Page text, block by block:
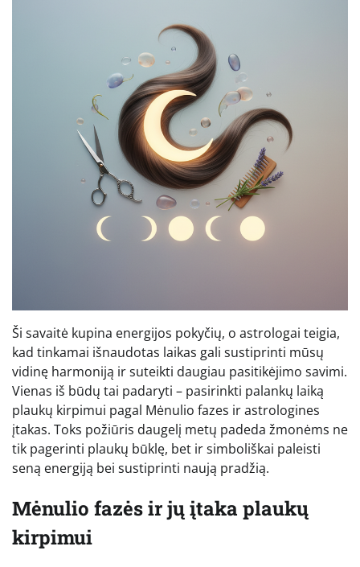
Ši savaitė kupina energijos pokyčių, o astrologai teigia,
kad tinkamai išnaudotas laikas gali sustiprinti mūsų
vidinę harmoniją ir suteikti daugiau pasitikėjimo savimi.
Vienas iš būdų tai padaryti – pasirinkti palankų laiką
plaukų kirpimui pagal Mėnulio fazes ir astrologines
įtakas. Toks požiūris daugelį metų padeda žmonėms ne
tik pagerinti plaukų būklę, bet ir simboliškai paleisti
seną energiją bei sustiprinti naują pradžią.
Mėnulio fazės ir jų įtaka plaukų
kirpimui